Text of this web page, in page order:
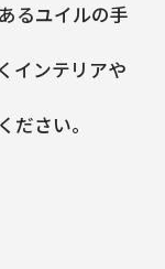
るユイルの手
インテリアや
さい。